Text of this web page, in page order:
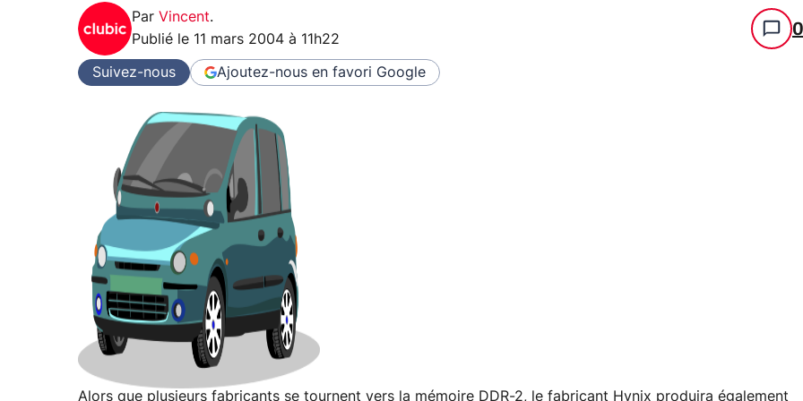
Par Vincent.
Publié le 11 mars 2004 à 11h22 0
Suivez-nous Ajoutez-nous en favori Google
Alors que plusieurs fabricants se tournent vers la mémoire DDR-2, le fabricant Hynix produira également